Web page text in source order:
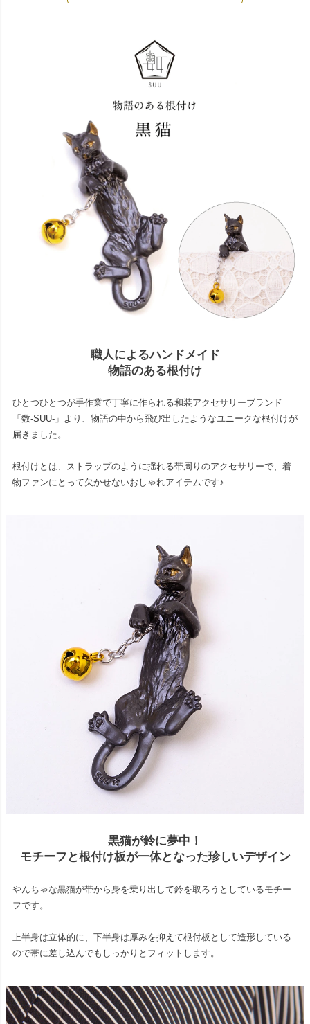
職人によるハンドメイド
物語のある根付け
ひとつひとつが手作業で丁寧に作られる和装アクセサリーブランド
「数-SUU-」より、物語の中から飛び出したようなユニークな根付けが
届きました。
根付けとは、ストラップのように揺れる帯周りのアクセサリーで、着
物ファンにとって欠かせないおしゃれアイテムです♪
黒猫が鈴に夢中！
モチーフと根付け板が一体となった珍しいデザイン
やんちゃな黒猫が帯から身を乗り出して鈴を取ろうとしているモチー
フです。
上半身は立体的に、下半身は厚みを抑えて根付板として造形している
ので帯に差し込んでもしっかりとフィットします。